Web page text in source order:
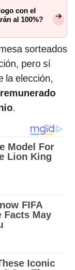
con el
al 100%?
sorteados
pero sí
la elección,
.